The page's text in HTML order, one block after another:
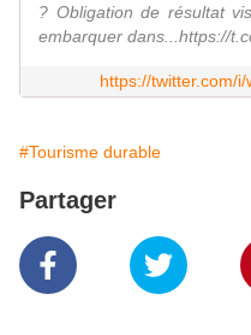
? Obligation de résultat
embarquer dans...https://
https://twitter.com/
#Tourisme durable
Partager